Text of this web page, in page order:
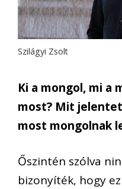
Szilágyi Zsolt
Ki a mongol, mi a
most? Mit
most mongolnak
Őszintén szólva
bizonyíték, hogy